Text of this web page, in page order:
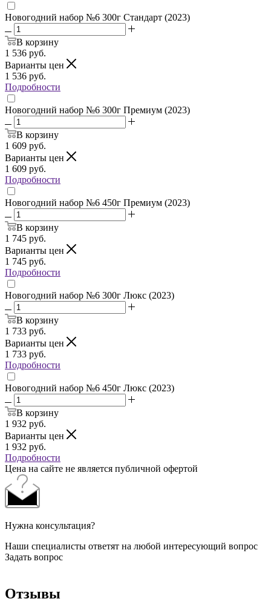
Новогодний набор №6 300г Стандарт (2023)
В корзину
1 536 руб.
Варианты цен
1 536 руб.
Подробности
Новогодний набор №6 300г Премиум (2023)
В корзину
1 609 руб.
Варианты цен
1 609 руб.
Подробности
Новогодний набор №6 450г Премиум (2023)
В корзину
1 745 руб.
Варианты цен
1 745 руб.
Подробности
Новогодний набор №6 300г Люкс (2023)
В корзину
1 733 руб.
Варианты цен
1 733 руб.
Подробности
Новогодний набор №6 450г Люкс (2023)
В корзину
1 932 руб.
Варианты цен
1 932 руб.
Подробности
Цена на сайте не является публичной офертой
Нужна консультация?
Наши специалисты ответят на любой интересующий вопрос
Задать вопрос
Отзывы